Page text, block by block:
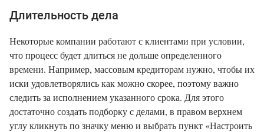
Длительность дела
Некоторые компании работают с клиентами при условии,
что процесс будет длиться не дольше определенного
времени. Например, массовым кредиторам нужно, чтобы их
иски удовлетворялись как можно скорее, поэтому важно
следить за исполнением указанного срока. Для этого
достаточно создать подборку с делами, в правом верхнем
углу кликнуть по значку меню и выбрать пункт «Настроить